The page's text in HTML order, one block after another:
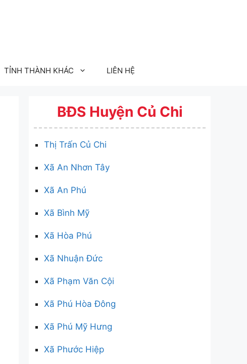
TỈNH THÀNH KHÁC LIÊN HỆ
BĐS Huyện Củ Chi
Thị Trấn Củ Chi
Xã An Nhơn Tây
Xã An Phú
Xã Bình Mỹ
Xã Hòa Phú
Xã Nhuận Đức
Xã Phạm Văn Cội
Xã Phú Hòa Đông
Xã Phú Mỹ Hưng
Xã Phước Hiệp